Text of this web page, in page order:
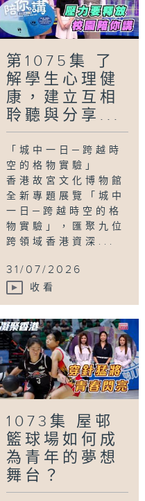
第1075集 了
解學生心理健
康，建立互相
聆聽與分享...
「城中一日─跨越時
空的格物實驗」
香港故宮文化博物館
全新專題展覽「城中
一日─跨越時空的格
物實驗」，匯聚九位
跨領域香港資深...
31/07/2026
收看
1073集 屋邨
籃球場如何成
為青年的夢想
舞台？